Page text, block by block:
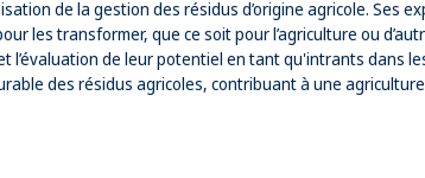
de la gestion des résidus d’origine agricole. Ses
les transformer, que ce soit pour l’agriculture ou
l’évaluation de leur potentiel en tant qu'intrants dans
des résidus agricoles, contribuant à une